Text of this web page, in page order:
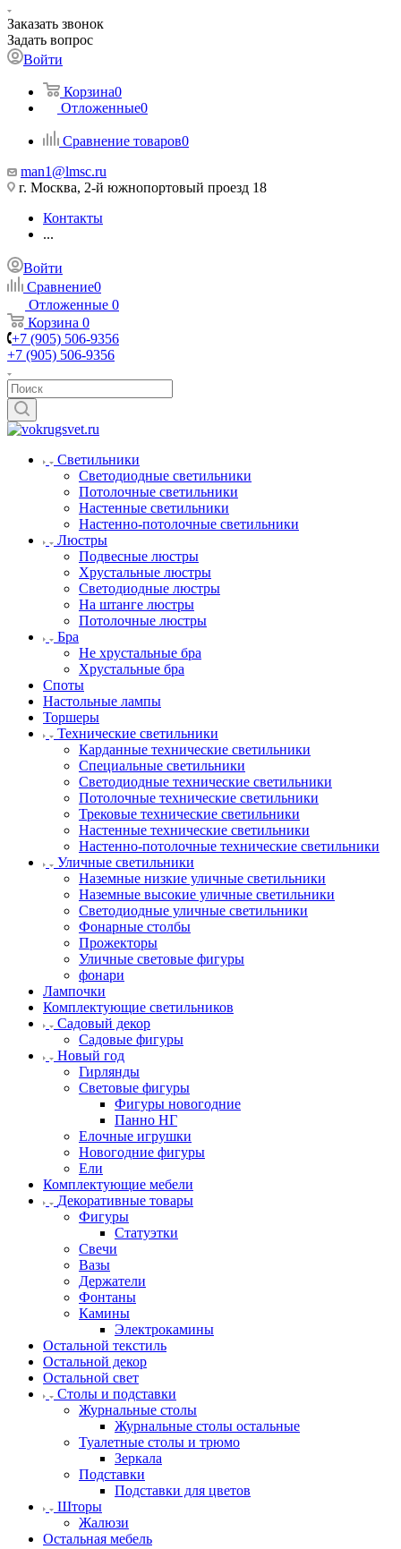
Заказать звонок
Задать вопрос
Войти
Корзина0
Отложенные0
Сравнение товаров0
man1@lmsc.ru
г. Москва, 2-й южнопортовый проезд 18
Контакты
...
Войти
Сравнение0
Отложенные 0
Корзина 0
+7 (905) 506-9356
+7 (905) 506-9356
Светильники
Светодиодные светильники
Потолочные светильники
Настенные светильники
Настенно-потолочные светильники
Люстры
Подвесные люстры
Хрустальные люстры
Светодиодные люстры
На штанге люстры
Потолочные люстры
Бра
Не хрустальные бра
Хрустальные бра
Споты
Настольные лампы
Торшеры
Технические светильники
Карданные технические светильники
Специальные светильники
Светодиодные технические светильники
Потолочные технические светильники
Трековые технические светильники
Настенные технические светильники
Настенно-потолочные технические светильники
Уличные светильники
Наземные низкие уличные светильники
Наземные высокие уличные светильники
Светодиодные уличные светильники
Фонарные столбы
Прожекторы
Уличные световые фигуры
фонари
Лампочки
Комплектующие светильников
Садовый декор
Садовые фигуры
Новый год
Гирлянды
Световые фигуры
Фигуры новогодние
Панно НГ
Елочные игрушки
Новогодние фигуры
Ели
Комплектующие мебели
Декоративные товары
Фигуры
Статуэтки
Свечи
Вазы
Держатели
Фонтаны
Камины
Электрокамины
Остальной текстиль
Остальной декор
Остальной свет
Столы и подставки
Журнальные столы
Журнальные столы остальные
Туалетные столы и трюмо
Зеркала
Подставки
Подставки для цветов
Шторы
Жалюзи
Остальная мебель